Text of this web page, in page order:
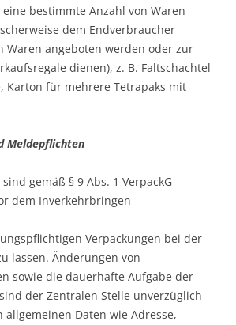
bestimmte Anzahl von Waren
dem Endverbraucher
Waren angeboten werden oder zur
dienen), z. B. Faltschachtel
Karton für mehrere Tetrapaks mit
Meldepflichten
gemäß § 9 Abs. 1 VerpackG
dem Inverkehrbringen
Verpackungen bei der
lassen. Änderungen von
sowie die dauerhafte Aufgabe der
der Zentralen Stelle unverzüglich
Daten wie Adresse,